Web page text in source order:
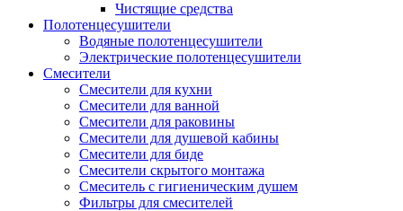
Чистящие средства
Полотенцесушители
Водяные полотенцесушители
Электрические полотенцесушители
Смесители
Смесители для кухни
Смесители для ванной
Смесители для раковины
Смесители для душевой кабины
Смесители для биде
Смесители скрытого монтажа
Смеситель с гигиеническим душем
Фильтры для смесителей